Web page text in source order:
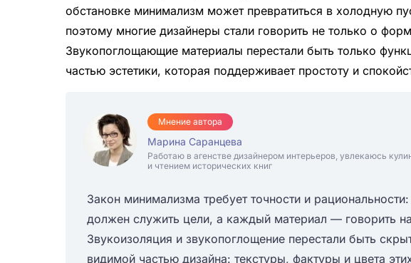
обстановке минимализм может превратиться в холодную
поэтому многие дизайнеры стали говорить не только о
Звукопоглощающие материалы перестали быть только
частью эстетики, которая поддерживает простоту и
Мнение автора
Марина Саранцева
Работаю в агенстве дизайнером интерьеров, увлекаюсь
и чтением исторических книг
Закон минимализма требует точности и
должен служить цели, а каждый материал — говорить
Звукоизоляция и звукопоглощение перестали быть
видимой частью дизайна: текстуры, фактуры и цвета